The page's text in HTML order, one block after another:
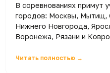
В соревнованиях примут
городов: Москвы, Мытищ,
Нижнего Новгорода,
Воронежа, Рязани и
Читать полностью →